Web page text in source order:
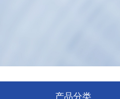
产品分类